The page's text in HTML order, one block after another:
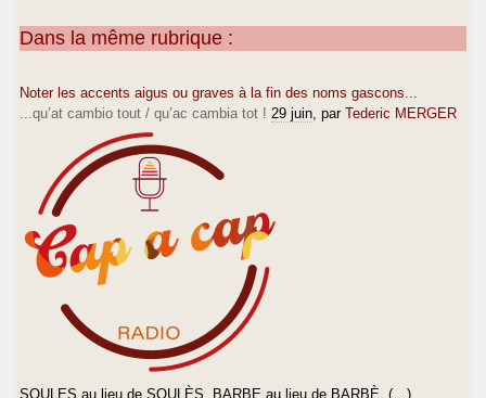
Dans la même rubrique :
Noter les accents aigus ou graves à la fin des noms gascons...
...qu’at cambio tout / qu’ac cambia tot ! 29 juin , par Tederic MERGER
SOULES au lieu de SOULÈS, BARBE au lieu de BARBÈ, (…)